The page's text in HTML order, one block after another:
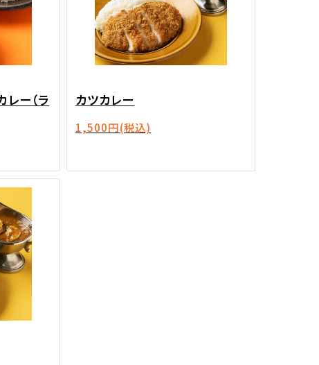
ー（ラ
カツカレー
1,500円(税込)